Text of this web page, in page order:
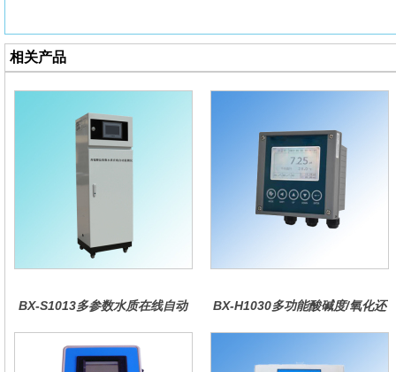
相关产品
BX-S1013多参数水质在线自动
BX-H1030多功能酸碱度/氧化还